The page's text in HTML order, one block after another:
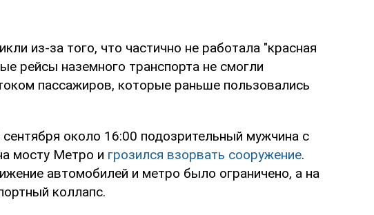
из-за того, что частично не работала "красная
рейсы наземного транспорта не смогли
пассажиров, которые раньше пользовались
сентября около 16:00 подозрительный мужчина с
мосту Метро и грозился взорвать сооружение.
автомобилей и метро было ограничено, а на
коллапс.